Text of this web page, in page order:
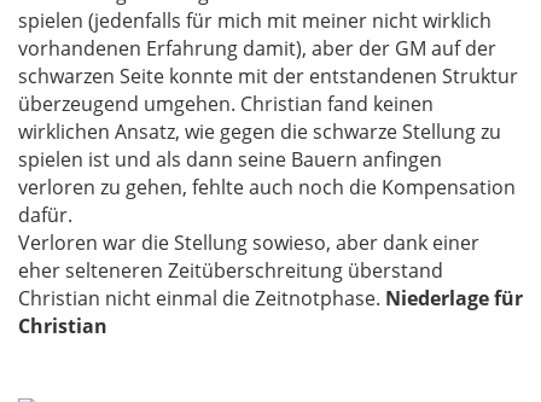
spielen (jedenfalls für mich mit meiner nicht wirklich
vorhandenen Erfahrung damit), aber der GM auf der
schwarzen Seite konnte mit der entstandenen Struktur
überzeugend umgehen. Christian fand keinen
wirklichen Ansatz, wie gegen die schwarze Stellung zu
spielen ist und als dann seine Bauern anfingen
verloren zu gehen, fehlte auch noch die Kompensation
dafür.
Verloren war die Stellung sowieso, aber dank einer
eher selteneren Zeitüberschreitung überstand
Christian nicht einmal die Zeitnotphase. Niederlage für
Christian